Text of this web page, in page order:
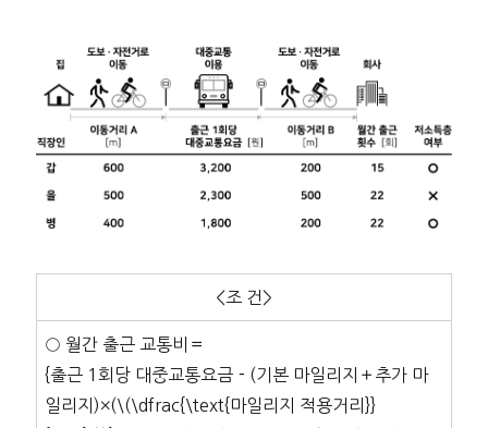
<조 건>
○ 월간 출근 교통비＝
{출근 1회당 대중교통요금－(기본 마일리지＋추가 마
일리지)×(\(\dfrac{\text{마일리지 적용거리}}